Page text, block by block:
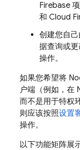
Firebase
和 Cloud
创建您自
据查询或
操作。
如果您希望将
户端（例如，在
而不是用于特权
则应该按照设置
操作。
以下功能矩阵展